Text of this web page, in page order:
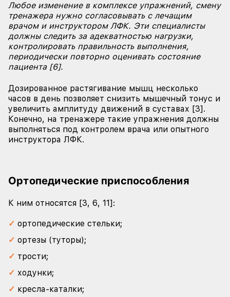
Любое изменение в комплексе упражнений, смену
тренажера нужно согласовывать с лечащим
врачом и инструктором ЛФК. Эти специалисты
должны следить за адекватностью нагрузки,
контролировать правильность выполнения,
периодически повторно оценивать состояние
пациента [6].
Дозированное растягивание мышц несколько
часов в день позволяет снизить мышечный тонус и
увеличить амплитуду движений в суставах [3].
Конечно, на тренажере такие упражнения должны
выполняться под контролем врача или опытного
инструктора ЛФК.
Ортопедические приспособления
К ним относятся [3, 6, 11]:
ортопедические стельки;
ортезы (туторы);
трости;
ходунки;
кресла-каталки;